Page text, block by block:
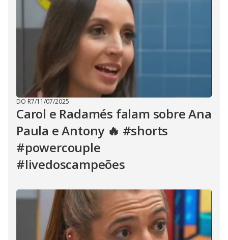
DO R7/11/07/2025
Carol e Radamés falam sobre Ana
Paula e Antony 🔥 #shorts
#powercouple
#livedoscampeões